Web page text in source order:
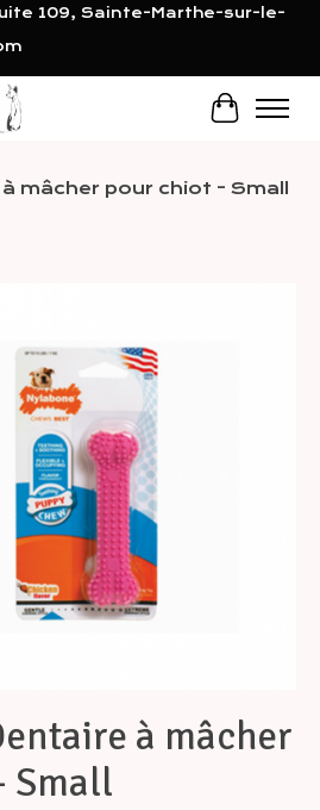
109, Sainte-Marthe-sur-le-
Panier
mâcher pour chiot - Small
à mâcher
Small